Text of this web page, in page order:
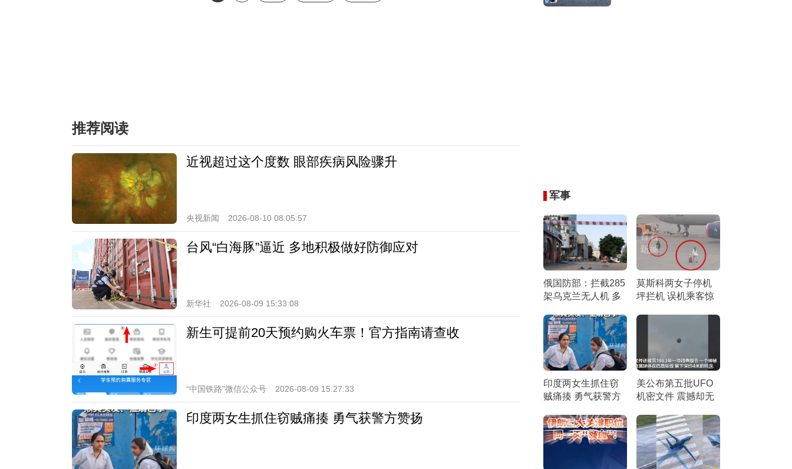
推荐阅读
近视超过这个度数 眼部疾病风险骤升
央视新闻 2026-08-10 08:05:57
台风“白海豚”逼近 多地积极做好防御应对
新华社 2026-08-09 15:33:08
新生可提前20天预约购火车票！官方指南请查收
“中国铁路”微信公众号 2026-08-09 15:27:33
印度两女生抓住窃贼痛揍 勇气获警方赞扬
军事
俄国防部：拦截285
架乌克兰无人机 多
动
莫斯科两女子停机
坪拦机 误机乘客惊
印度两女生抓住窃
贼痛揍 勇气获警方
美公布第五批UFO
机密文件 震撼却无